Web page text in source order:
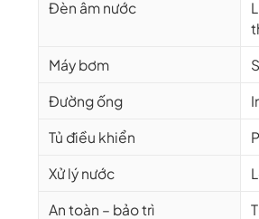
Đèn âm nước
Máy bơm
Đường ống
Tủ điều khiển
Xử lý nước
An toàn – bảo trì